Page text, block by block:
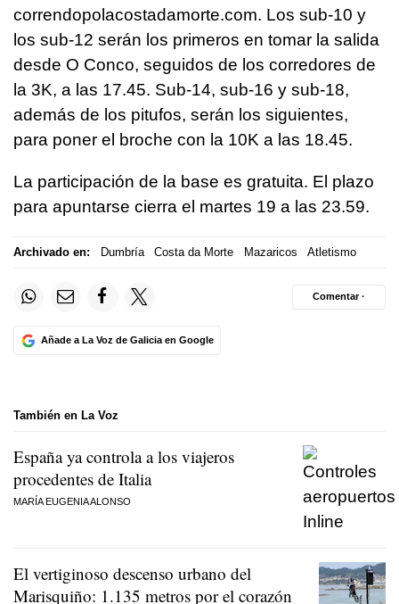
correndopolacostadamorte.com. Los sub-10 y
los sub-12 serán los primeros en tomar la salida
desde O Conco, seguidos de los corredores de
la 3K, a las 17.45. Sub-14, sub-16 y sub-18,
además de los pitufos, serán los siguientes,
para poner el broche con la 10K a las 18.45.
La participación de la base es gratuita. El plazo
para apuntarse cierra el martes 19 a las 23.59.
Archivado en: Dumbría Costa da Morte Mazaricos Atletismo
Añade a La Voz de Galicia en Google
Comentar ·
También en La Voz
España ya controla a los viajeros
procedentes de Italia
MARÍA EUGENIA ALONSO
El vertiginoso descenso urbano del
Marisquiño: 1.135 metros por el corazón